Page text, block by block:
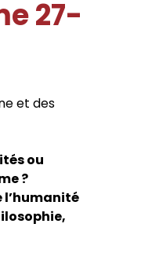
27-
et des
ou
?
l’humanité